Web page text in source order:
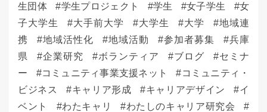
生団体
学生プロジェクト 学生 女子学生
女
子大学生
大手前大学 大学生 大学
地域連
携
地域活性化 地域活動 参加者募集
兵庫
県
企業研究 ボランティア ブログ
セミナ
ー
コミュニティ事業支援ネット
コミュニティ・
ビジネス
キャリア形成 キャリアデザイン
イ
ベント
わたキャリ
わたしのキャリア研究会